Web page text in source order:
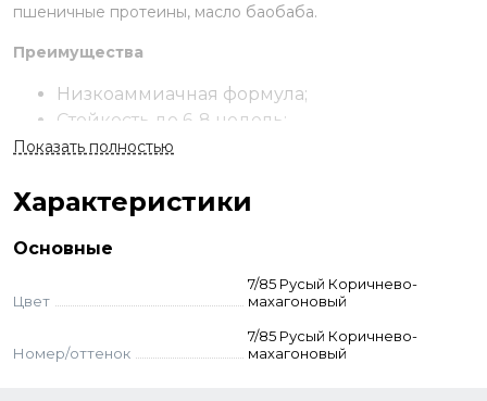
пшеничные протеины, масло баобаба.
Преимущества
Низкоаммиачная формула;
Стойкость до 6-8 недель;
119 оттенков в палитре;
В составе запатентованный комплекс
масло баобаба;
Ухаживает за волосами и кожей.
Смешайте выбранный краситель с окислителем 1,8-3-6-9%
Показать полностью
Характеристики
Основные
Цвет
7/85 Русый Коричнево-
махагоновый
Номер/оттенок
7/85 Русый Коричнево-
махагоновый